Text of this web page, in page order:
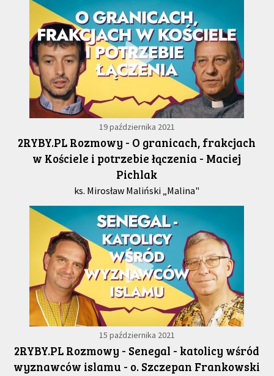
19 października 2021
2RYBY.PL Rozmowy - O granicach, frakcjach
w Kościele i potrzebie łączenia - Maciej
Pichlak
ks. Mirosław Maliński „Malina"
15 października 2021
2RYBY.PL Rozmowy - Senegal - katolicy wśród
wyznawców islamu - o. Szczepan Frankowski